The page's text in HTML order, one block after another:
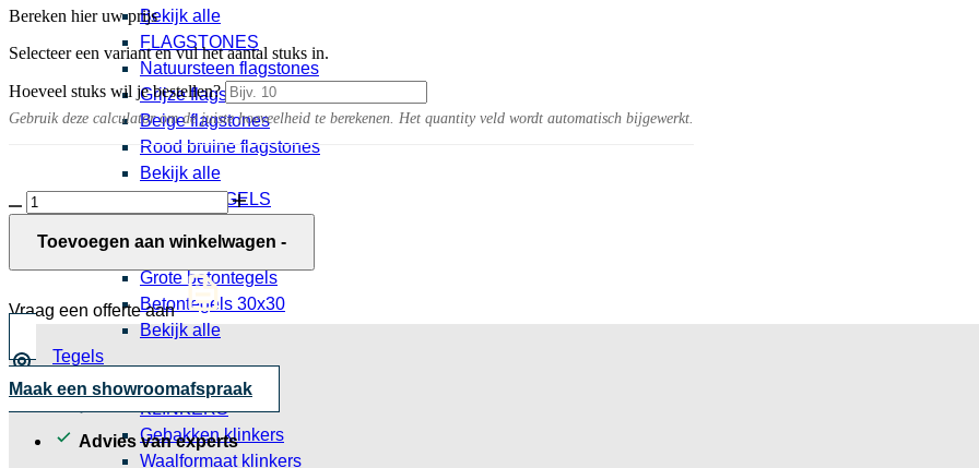
Bekijk alle
FLAGSTONES
Natuursteen flagstones
Grijze flagstones
Beige flagstones
Rood bruine flagstones
Bekijk alle
BETONTEGELS
Zwarte betontegels
Grote betontegels
Betontegels 30x30
Bekijk alle
Tegels
Slabs
KLINKERS
Gebakken klinkers
Waalformaat klinkers
Bereken hier uw prijs
Selecteer een variant en vul het aantal stuks in.
Hoeveel stuks wil je bestellen?
Gebruik deze calculator om de juiste hoeveelheid te berekenen. Het quantity veld wordt automatisch bijgewerkt.
Tufftop
Voegmortel
aantal
Toevoegen aan winkelwagen -
Vraag een offerte aan
Maak een showroomafspraak
Advies van experts